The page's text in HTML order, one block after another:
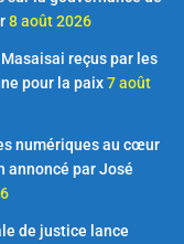
8 août 2026
reçus par les
pour la paix7 août
numériques au cœur
annoncé par José
de justice lance